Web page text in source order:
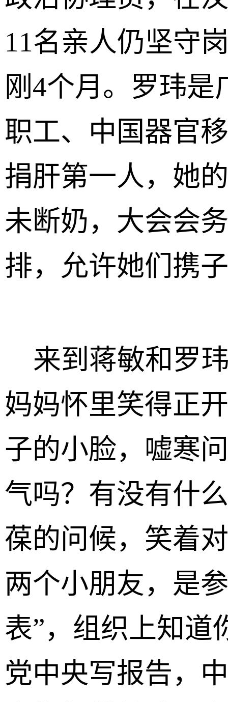
11名亲人仍坚守
刚4个月。罗玮
职工、中国器官
捐肝第一人，她
未断奶，大会会
排，允许她们携
来到蒋敏和罗
妈妈怀里笑得正
子的小脸，嘘寒
气吗？有没有什
葆的问候，笑着
两个小朋友，是
表”，组织上知道
党中央写报告，